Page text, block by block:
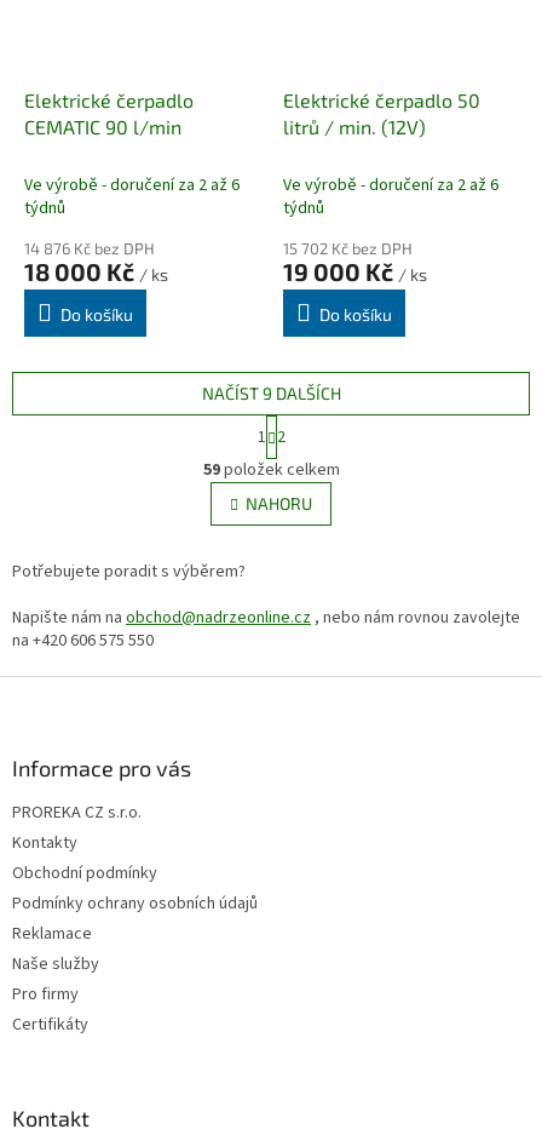
Elektrické čerpadlo
CEMATIC 90 l/min
Ve výrobě - doručení za 2 až 6
týdnů
14 876 Kč bez DPH
18 000 Kč / ks
Do košíku
Elektrické čerpadlo 50
litrů / min. (12V)
Ve výrobě - doručení za 2 až 6
týdnů
15 702 Kč bez DPH
19 000 Kč / ks
Do košíku
O
v
l
á
í
NAČÍST 9 DALŠÍCH
t
r
á
n
k
n
í
1 2
59položek celkem
NAHORU
Potřebujete poradit s výběrem?
Napište nám na obchod@nadrzeonline.cz, nebo nám rovnou zavolejte
na +420 606 575 550
Informace pro vás
PROREKA CZ s.r.o.
Kontakty
Obchodní podmínky
Podmínky ochrany osobních údajů
Reklamace
Naše služby
Pro firmy
Certifikáty
Kontakt